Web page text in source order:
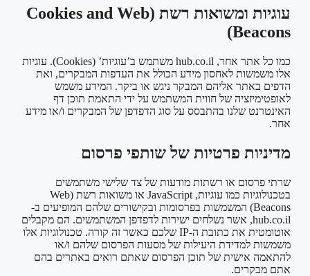
עוגיות ומשואות רשת (Cookies and Web
Beacons)
כמו כל אתר אחר, hub.co.il משתמש ב’עוגיות’ (Cookies). עוגיות
אלו משמשות לאחסון מידע הכולל את העדפות המבקרים, ואת
הדפים באתר אליהם המבקר ניגש או ביקר. המידע משמש
לאופטימיזציה של חווית המשתמש על ידי התאמת תוכן דף
האינטרנט שלנו בהתבסס על סוג הדפדפן של המבקרים ו/או מידע
אחר.
מדיניות פרטיות של שותפי פרסום
שרתי פרסום או רשתות מודעות של צד שלישי משתמשים
בטכנולוגיות כמו עוגיות, JavaScript או משואות רשת (Web
Beacons) המשמשות בפרסומות ובקישורים שלהם המופיעים ב-
hub.co.il, אשר נשלחים ישירות לדפדפן המשתמשים. הם מקבלים
אוטומטית את כתובת ה-IP שלכם כאשר זה קורה. טכנולוגיות אלו
משמשות למדידת היעילות של מסעות הפרסום שלהם ו/או
להתאמה אישית של תוכן הפרסום שאתם רואים באתרים בהם
אתם מבקרים.